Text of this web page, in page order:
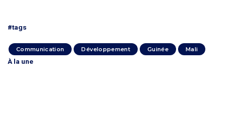
#tags
Communication Développement Guinée Mali
À la une